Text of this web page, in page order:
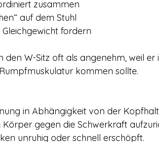
zusammen
auf dem Stuhl
fordern
W-Sitz oft als angenehm, weil er
kommen sollte.
in Abhängigkeit von der
gegen die Schwerkraft
unruhig oder schnell erschöpft.